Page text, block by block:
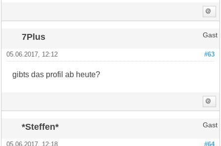
7Plus Gast
#63
05.06.2017, 12:12
gibts das profil ab heute?
*Steffen* Gast
#64
05.06.2017, 12:18